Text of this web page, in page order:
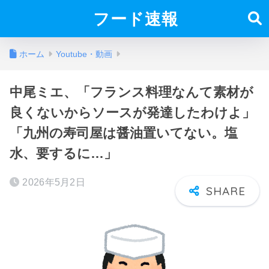
フード速報
ホーム Youtube・動画
中尾ミエ、「フランス料理なんて素材が
良くないからソースが発達したわけよ」
「九州の寿司屋は醤油置いてない。塩
水、要するに…」
2026年5月2日